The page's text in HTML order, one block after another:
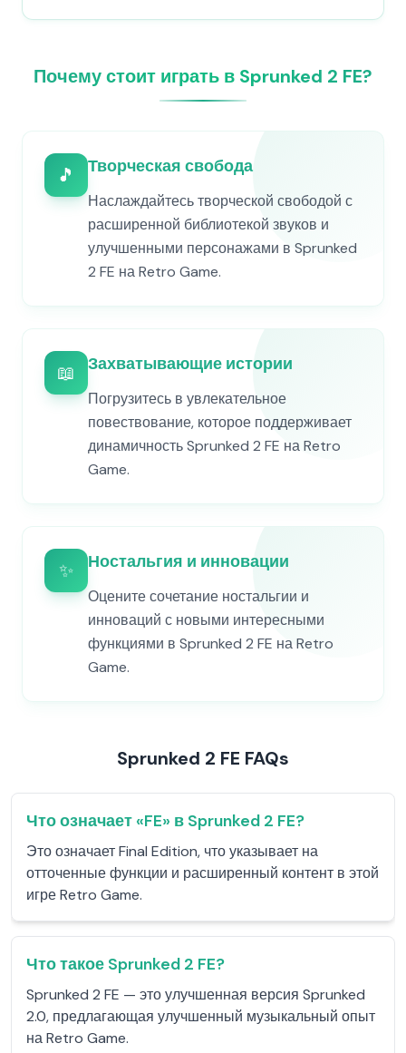
Почему стоит играть в Sprunked 2 FE?
🎵 Творческая свобода
Наслаждайтесь творческой свободой с
расширенной библиотекой звуков и
улучшенными персонажами в Sprunked
2 FE на Retro Game.
📖 Захватывающие истории
Погрузитесь в увлекательное
повествование, которое поддерживает
динамичность Sprunked 2 FE на Retro
Game.
✨ Ностальгия и инновации
Оцените сочетание ностальгии и
инноваций с новыми интересными
функциями в Sprunked 2 FE на Retro
Game.
Sprunked 2 FE FAQs
Что означает «FE» в Sprunked 2 FE?
Это означает Final Edition, что указывает на
отточенные функции и расширенный контент в этой
игре Retro Game.
Что такое Sprunked 2 FE?
Sprunked 2 FE — это улучшенная версия Sprunked
2.0, предлагающая улучшенный музыкальный опыт
на Retro Game.